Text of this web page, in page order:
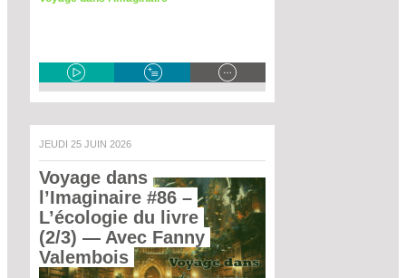
JEUDI 25 JUIN 2026
Voyage dans
l’Imaginaire #86 –
L’écologie du livre
(2/3) — Avec Fanny
Valembois